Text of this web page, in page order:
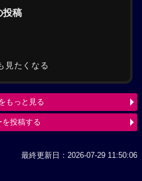
投稿
見たくなる
もっと見る
を投稿する
最終更新日：2026-07-29 11:50:06